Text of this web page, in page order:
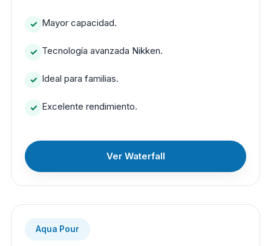
Mayor capacidad.
Tecnología avanzada Nikken.
Ideal para familias.
Excelente rendimiento.
Ver Waterfall
Aqua Pour